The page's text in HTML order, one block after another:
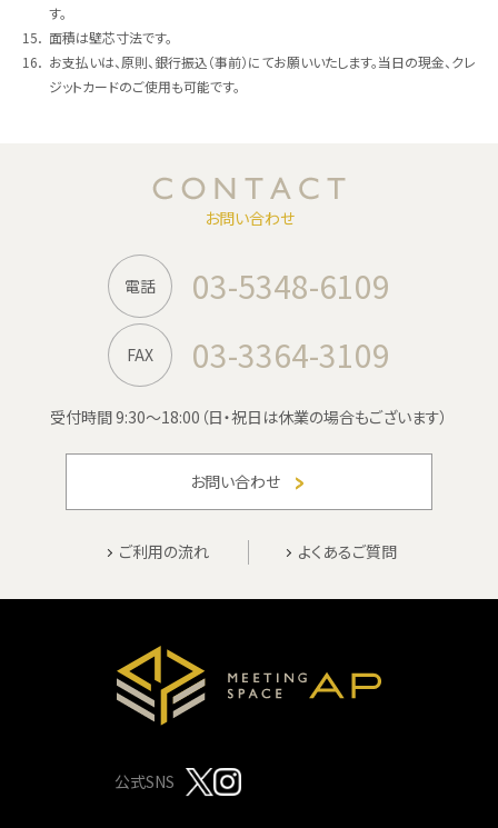
す。
15． 面積は壁芯寸法です。
16． お支払いは、原則、銀行振込（事前）にてお願いいたします。当日の現金、クレ
ジットカードのご使用も可能です。
お問い合わせ
電話 03-5348-6109
FAX 03-3364-3109
受付時間 9:30〜18:00 （日・祝日は休業の場合もございます）
お問い合わせ
ご利用の流れ よくあるご質問
公式SNS